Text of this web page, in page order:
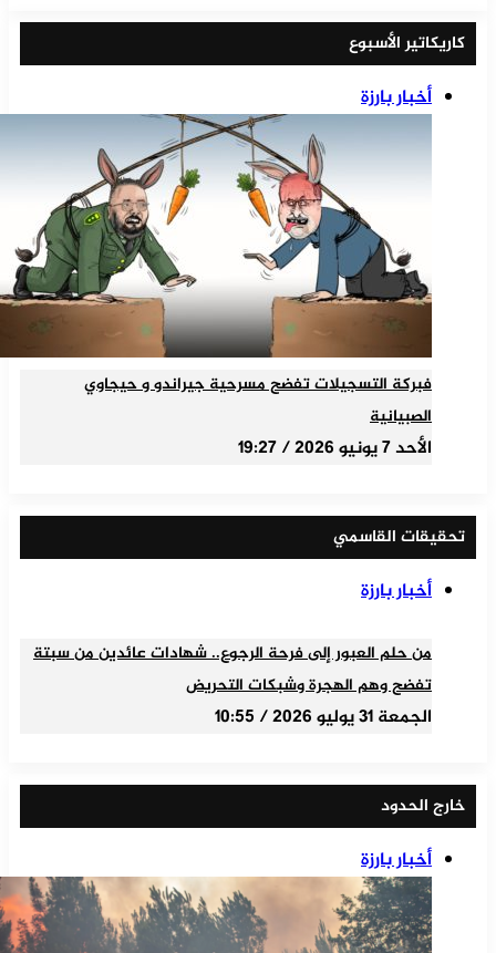
كاريكاتير الأسبوع
أخبار بارزة
فبركة التسجيلات تفضح مسرحية جيراندو و حيجاوي
الصبيانية
الأحد 7 يونيو 2026 / 19:27
تحقيقات القاسمي
أخبار بارزة
من حلم العبور إلى فرحة الرجوع.. شهادات عائدين من سبتة
تفضح وهم الهجرة وشبكات التحريض
الجمعة 31 يوليو 2026 / 10:55
خارج الحدود
أخبار بارزة